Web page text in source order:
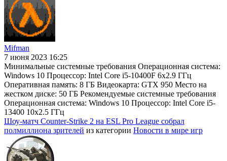
Mifman
7 июня 2023 16:25
Минимальные системные требования Операционная система:
Windows 10 Процессор: Intel Core i5-10400F 6x2.9 ГГц
Оперативная память: 8 ГБ Видеокарта: GTX 950 Место на
жестком диске: 50 ГБ Рекомендуемые системные требования
Операционная система: Windows 10 Процессор: Intel Core i5-
13400 10x2.5 ГГц
Шоу-матч Counter-Strike 2 на ESL Pro League собрал
полмиллиона зрителей из категории Новости в мире игр